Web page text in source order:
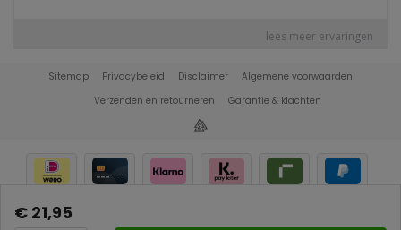
€ 21,95
Sitemap Privacybeleid Disclaimer
Algemene voorwaarden
Verzenden en retourneren
Garantie & klachten